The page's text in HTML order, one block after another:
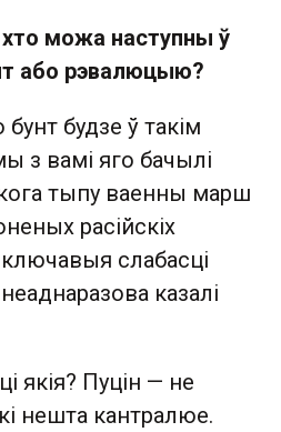
можа наступны ў
або рэвалюцыю?
будзе ў такім
з вамі яго бачылі
тыпу ваенны марш
расійскіх
слабасці
казалі
якія? Пуцін — не
нешта кантралюе.